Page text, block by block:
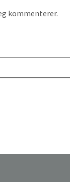
kommenterer.